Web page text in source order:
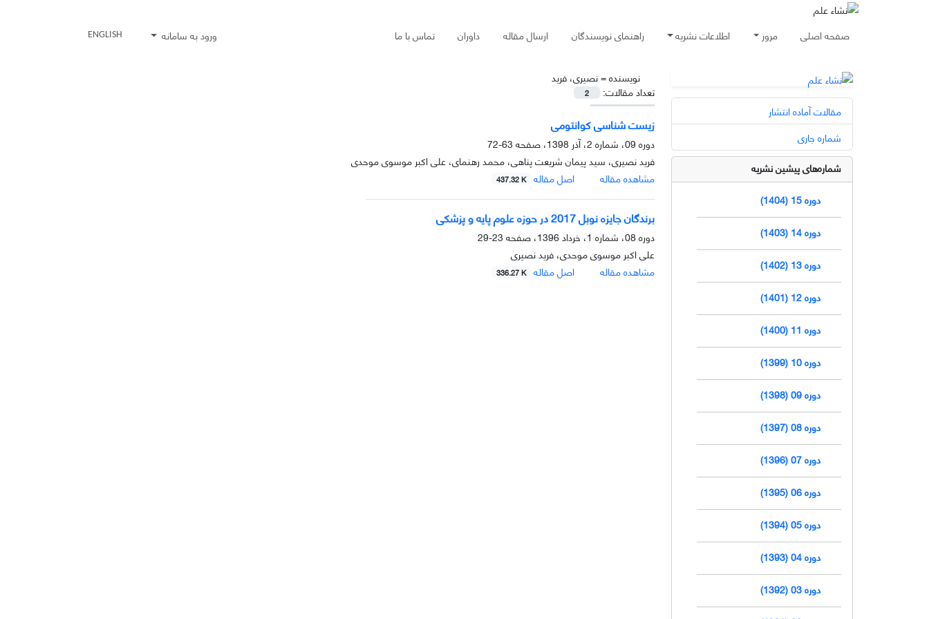
صفحه اصلی مرور اطلاعات نشریه راهنمای نویسندگان ارسال مقاله داوران تماس با ما ورود به سامانه ENGLISH
نویسنده =نصیری، فرید
تعداد مقالات:
2
زیست شناسی کوانتومی
دوره 09، شماره 2، آذر 1398، صفحه
63-72
فرید نصیری، سید پیمان شریعت پناهی، محمد رهنمای، علی اکبر موسوی موحدی
مشاهده مقاله
اصل مقاله 437.32 K
برندگان جایزه نوبل 2017 در حوزه علوم پایه و پزشکی
دوره 08، شماره 1، خرداد 1396، صفحه
23-29
علی اکبر موسوی موحدی، فرید نصیری
مشاهده مقاله
اصل مقاله 336.27 K
مقالات آماده انتشار
شماره جاری
شماره‌های پیشین نشریه
دوره 15 (1404)
دوره 14 (1403)
دوره 13 (1402)
دوره 12 (1401)
دوره 11 (1400)
دوره 10 (1399)
دوره 09 (1398)
دوره 08 (1397)
دوره 07 (1396)
دوره 06 (1395)
دوره 05 (1394)
دوره 04 (1393)
دوره 03 (1392)